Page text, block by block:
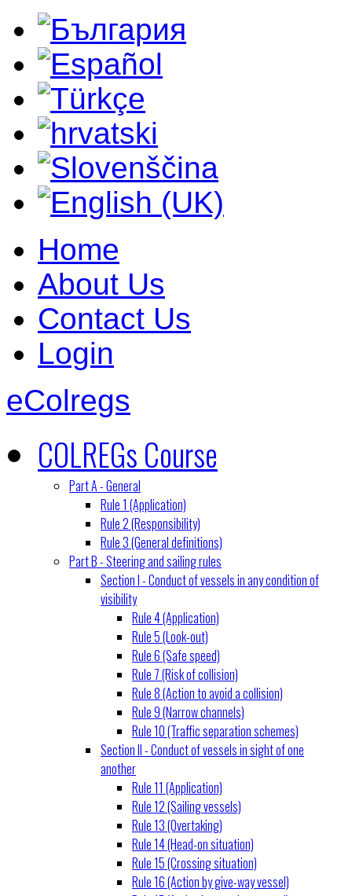
Home
About Us
Contact Us
Login
eColregs
COLREGs Course
Part A - General
Rule 1 (Application)
Rule 2 (Responsibility)
Rule 3 (General definitions)
Part B - Steering and sailing rules
Section I - Conduct of vessels in any condition of
visibility
Rule 4 (Application)
Rule 5 (Look-out)
Rule 6 (Safe speed)
Rule 7 (Risk of collision)
Rule 8 (Action to avoid a collision)
Rule 9 (Narrow channels)
Rule 10 (Traffic separation schemes)
Section II - Conduct of vessels in sight of one
another
Rule 11 (Application)
Rule 12 (Sailing vessels)
Rule 13 (Overtaking)
Rule 14 (Head-on situation)
Rule 15 (Crossing situation)
Rule 16 (Action by give-way vessel)